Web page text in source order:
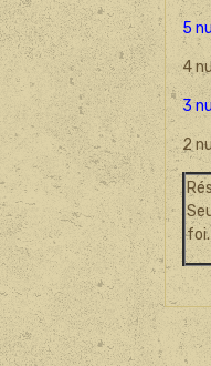
5
4
3
2
foi.